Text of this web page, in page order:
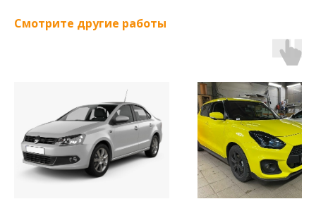
Смотрите другие работы